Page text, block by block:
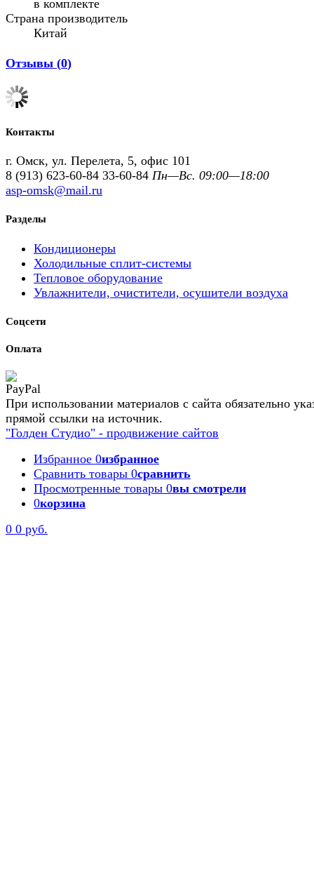
в комплекте
Страна производитель
Китай
Отзывы (0)
Контакты
г. Омск, ул. Перелета, 5, офис 101
8 (913) 623-60-84 33-60-84 Пн—Вс. 09:00—18:00
asp-omsk@mail.ru
Разделы
Кондиционеры
Холодильные сплит-системы
Тепловое оборудование
Увлажнители, очистители, осушители воздуха
Соцсети
Оплата
При использовании материалов с сайта обязательно
прямой ссылки на источник.
"Голден Студио" - продвижение сайтов
Избранное 0избранное
Сравнить товары 0сравнить
Просмотренные товары 0вы смотрели
0корзина
0 0 руб.